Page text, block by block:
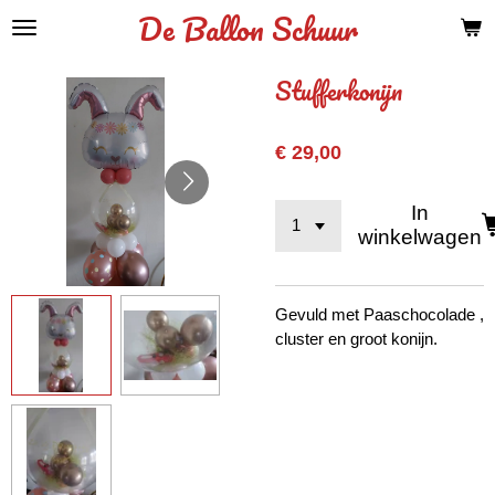
Ga
hoofdinhoud
De Ballon Schuur
Stufferkonijn
€ 29,00
In
winkelwagen
Gevuld met Paaschocolade ,
cluster en groot konijn.